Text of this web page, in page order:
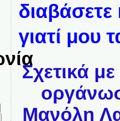
διαβάσετε
γιατί μου
Σχετικά
Μανόλη